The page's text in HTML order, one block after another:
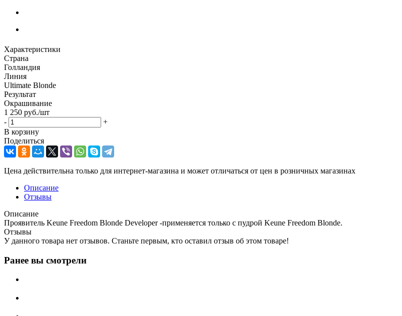
Характеристики
Страна
Голландия
Линия
Ultimate Blonde
Результат
Окрашивание
1 250 руб./шт
-
+
В корзину
Поделиться
Цена действительна только для интернет-магазина и может отличаться от цен в розничных магазинах
Описание
Отзывы
Описание
Проявитель Keune Freedom Blonde Developer -применяется только с пудрой Keune Freedom Blonde.
Отзывы
У данного товара нет отзывов. Станьте первым, кто оставил отзыв об этом товаре!
Ранее вы смотрели